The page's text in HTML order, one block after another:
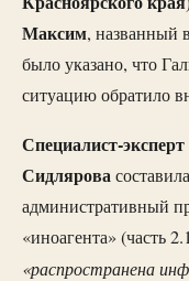
Максим, названный
было указано, что
ситуацию обратило
Специалист-
Сидлярова
административный
«иноагента» (часть
«распространена